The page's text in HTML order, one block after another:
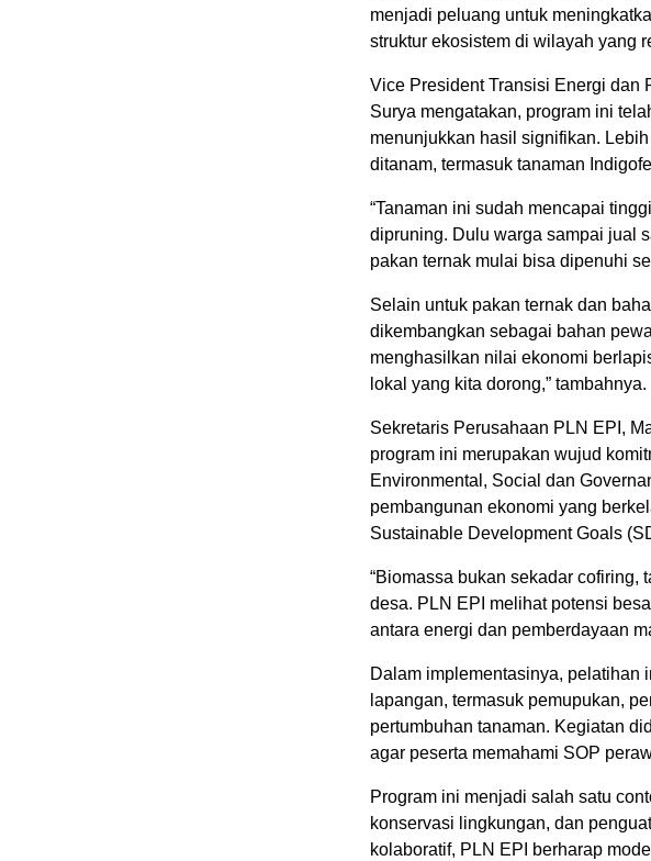
menjadi peluang untuk
struktur ekosistem di wilayah yang
Vice President Transisi Energi dan
Surya mengatakan, program ini
menunjukkan hasil signifikan.
ditanam, termasuk tanaman
“Tanaman ini sudah mencapai
dipruning. Dulu warga sampai jual
pakan ternak mulai bisa dipenuhi
Selain untuk pakan ternak dan
dikembangkan sebagai bahan
menghasilkan nilai ekonomi
lokal yang kita dorong,” tambahnya.
Sekretaris Perusahaan PLN EPI,
program ini merupakan wujud
Environmental, Social dan
pembangunan ekonomi yang
Sustainable Development Goals
“Biomassa bukan sekadar cofiring,
desa. PLN EPI melihat potensi
antara energi dan pemberdayaan
Dalam implementasinya, pelatihan
lapangan, termasuk pemupukan,
pertumbuhan tanaman. Kegiatan
agar peserta memahami SOP
Program ini menjadi salah satu
konservasi lingkungan, dan
kolaboratif, PLN EPI berharap